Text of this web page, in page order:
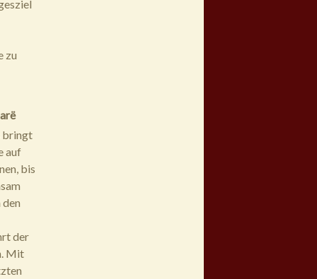
zu
bringt
auf
bis
der
Mit